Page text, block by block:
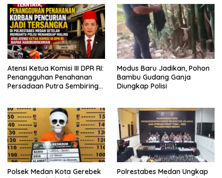
Jemaah dan Pengguna Jalan
Atensi Ketua Komisi III DPR RI:
Penangguhan Penahanan
Persadaan Putra Sembiring
Modus Baru Jadikan, Pohon
Bambu Gudang Ganja
Diungkap Polisi
Polsek Medan Kota Gerebek
Polrestabes Medan Ungkap